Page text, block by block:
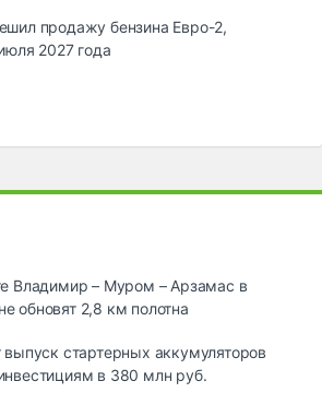
продажу бензина Евро-2,
2027 года
Владимир – Муром – Арзамас в
обновят 2,8 км полотна
выпуск стартерных аккумуляторов
в 380 млн руб.